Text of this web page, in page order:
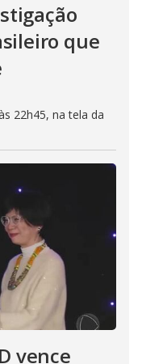
que
22h45, na tela da
vence